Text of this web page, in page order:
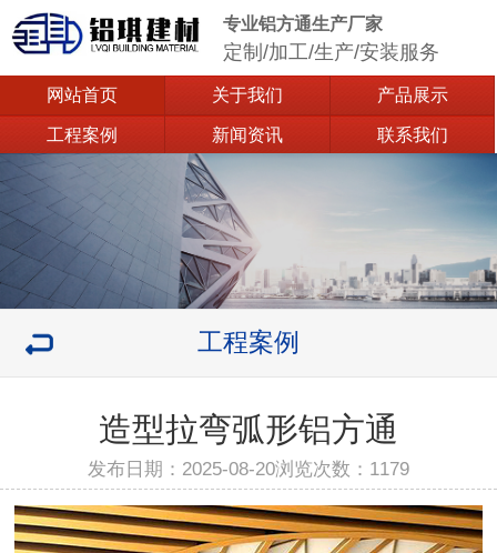
专业铝方通生产厂家
定制/加工/生产/安装服务
网站首页 关于我们 产品展示
工程案例 新闻资讯 联系我们
工程案例
造型拉弯弧形铝方通
发布日期：2025-08-20浏览次数： 1179